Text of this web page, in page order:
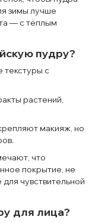
зимы лучше
— с тёплым
пудру?
с
растений,
макияж, но
что
покрытие, не
чувствительной
для лица?